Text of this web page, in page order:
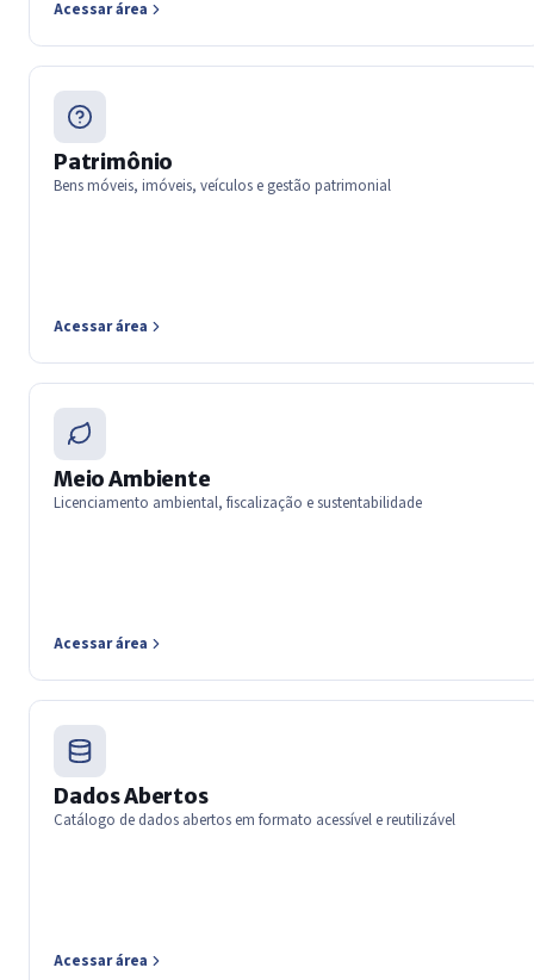
Acessar área
Patrimônio
Bens móveis, imóveis, veículos e gestão patrimonial
Acessar área
Meio Ambiente
Licenciamento ambiental, fiscalização e sustentabilidade
Acessar área
Dados Abertos
Catálogo de dados abertos em formato acessível e reutilizável
Acessar área